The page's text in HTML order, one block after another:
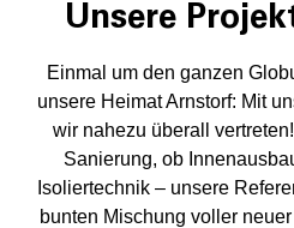
Unsere
Einmal um den ganzen
unsere Heimat Arnstorf: Mit
wir nahezu überall
Sanierung, ob
Isoliertechnik – unsere
bunten Mischung voller